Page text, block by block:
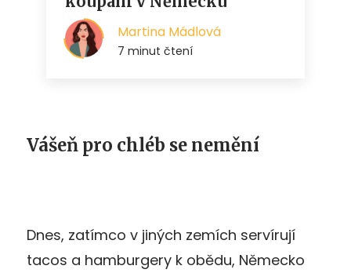
Vášeň pro chléb se nemění
Dnes, zatímco v jiných zemích servírují
tacos a hamburgery k obědu, Německo